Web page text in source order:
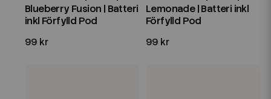
Blueberry Fusion | Batteri
inkl Förfylld Pod
99 kr
Lemonade | Batteri inkl
Förfylld Pod
99 kr